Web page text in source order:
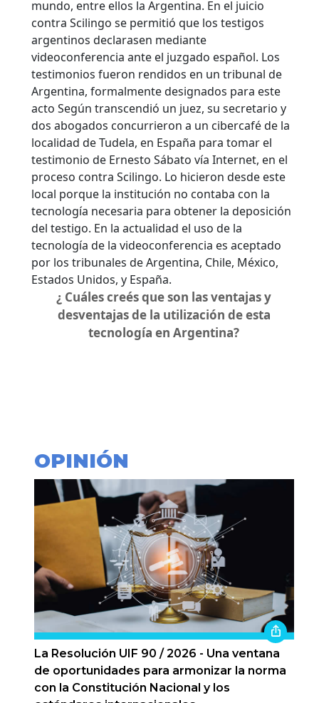
mundo, entre ellos la Argentina. En el juicio
contra Scilingo se permitió que los testigos
argentinos declarasen mediante
videoconferencia ante el juzgado español. Los
testimonios fueron rendidos en un tribunal de
Argentina, formalmente designados para este
acto Según transcendió un juez, su secretario y
dos abogados concurrieron a un cibercafé de la
localidad de Tudela, en España para tomar el
testimonio de Ernesto Sábato vía Internet, en el
proceso contra Scilingo. Lo hicieron desde este
local porque la institución no contaba con la
tecnología necesaria para obtener la deposición
del testigo. En la actualidad el uso de la
tecnología de la videoconferencia es aceptado
por los tribunales de Argentina, Chile, México,
Estados Unidos, y España.
¿ Cuáles creés que son las ventajas y
desventajas de la utilización de esta
tecnología en Argentina?
OPINIÓN
La Resolución UIF 90 / 2026 - Una ventana
de oportunidades para armonizar la norma
con la Constitución Nacional y los